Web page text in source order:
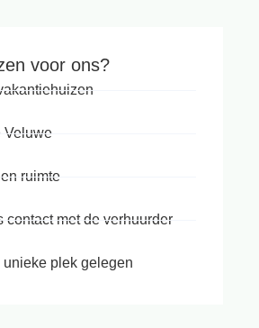
voor ons?
Veluwe
ruimte
contact met de verhuurder
unieke plek gelegen